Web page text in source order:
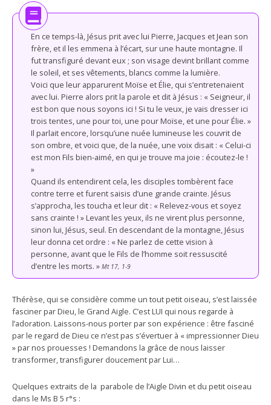
En ce temps-là, Jésus prit avec lui Pierre, Jacques et Jean son
frère, et il les emmena à l’écart, sur une haute montagne. Il
fut transfiguré devant eux ; son visage devint brillant comme
le soleil, et ses vêtements, blancs comme la lumière.
Voici que leur apparurent Moïse et Élie, qui s’entretenaient
avec lui. Pierre alors prit la parole et dit à Jésus : « Seigneur, il
est bon que nous soyons ici ! Si tu le veux, je vais dresser ici
trois tentes, une pour toi, une pour Moïse, et une pour Élie. »
Il parlait encore, lorsqu’une nuée lumineuse les couvrit de
son ombre, et voici que, de la nuée, une voix disait : « Celui-ci
est mon Fils bien-aimé, en qui je trouve ma joie : écoutez-le !
»
Quand ils entendirent cela, les disciples tombèrent face
contre terre et furent saisis d’une grande crainte. Jésus
s’approcha, les toucha et leur dit : « Relevez-vous et soyez
sans crainte ! » Levant les yeux, ils ne virent plus personne,
sinon lui, Jésus, seul. En descendant de la montagne, Jésus
leur donna cet ordre : « Ne parlez de cette vision à
personne, avant que le Fils de l’homme soit ressuscité
d’entre les morts. » Mt 17, 1-9
Thérèse, qui se considère comme un tout petit oiseau, s’est laissée
fasciner par Dieu, le Grand Aigle. C’est LUI qui nous regarde à
l’adoration. Laissons-nous porter par son expérience : être fasciné
par le regard de Dieu ce n’est pas s’évertuer à « impressionner Dieu
» par nos prouesses ! Demandons la grâce de nous laisser
transformer, transfigurer doucement par Lui…
Quelques extraits de la parabole de l’Aigle Divin et du petit oiseau
dans le Ms B 5 r°s :